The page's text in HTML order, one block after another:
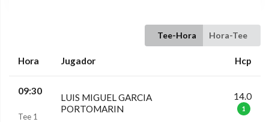
Tee-Hora Hora-Tee
Hora Jugador Hcp
09:30
Tee 1
LUIS MIGUEL GARCIA
PORTOMARIN
14.0
1